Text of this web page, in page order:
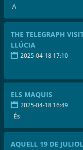
A
THE TELEGRAPH
LLÚCIA
2025-04-18 17:10
ELS MAQUIS
2025-04-18 16:49
És
AQUELL 19 DE